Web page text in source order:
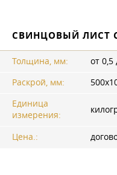
СВИНЦОВЫЙ ЛИСТ
Толщина, мм:
от 0,5
Раскрой, мм:
Единица
измерения:
Цена.: